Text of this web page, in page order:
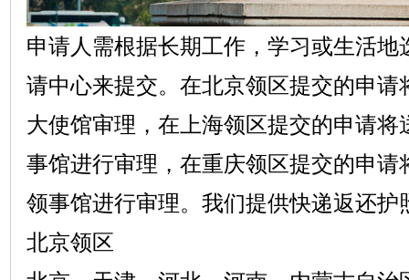
申请人需根据长期工作，学习或生活地
请中心来提交。在北京领区提交的申请
大使馆审理，在上海领区提交的申请将
事馆进行审理，在重庆领区提交的申请
领事馆进行审理。我们提供快递返还护
北京领区